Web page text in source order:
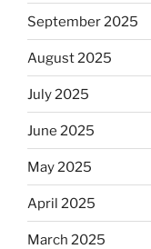
September 2025
August 2025
July 2025
June 2025
May 2025
April 2025
March 2025